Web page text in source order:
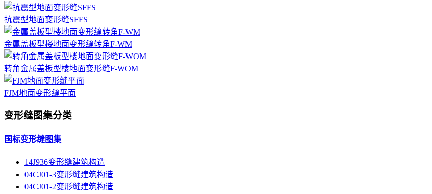
抗震型地面变形缝SFFS
金属盖板型楼地面变形缝转角F-WM
转角金属盖板型楼地面变形缝F-WOM
FJM地面变形缝平面
变形缝图集分类
国标变形缝图集
14J936变形缝建筑构造
04CJ01-3变形缝建筑构造
04CJ01-2变形缝建筑构造